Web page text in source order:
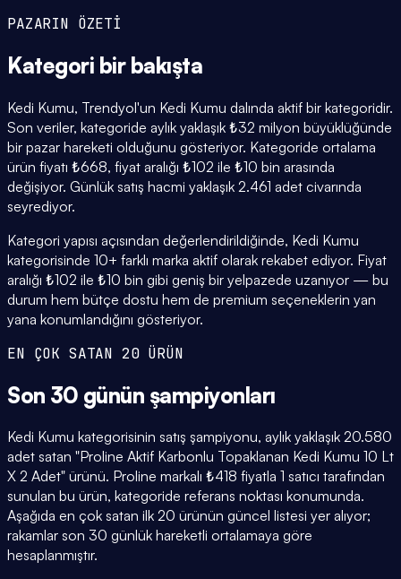
PAZARIN ÖZETİ
Kategori bir bakışta
Kedi Kumu, Trendyol'un Kedi Kumu dalında aktif bir kategoridir.
Son veriler, kategoride aylık yaklaşık ₺32 milyon büyüklüğünde
bir pazar hareketi olduğunu gösteriyor. Kategoride ortalama
ürün fiyatı ₺668, fiyat aralığı ₺102 ile ₺10 bin arasında
değişiyor. Günlük satış hacmi yaklaşık 2.461 adet civarında
seyrediyor.
Kategori yapısı açısından değerlendirildiğinde, Kedi Kumu
kategorisinde 10+ farklı marka aktif olarak rekabet ediyor. Fiyat
aralığı ₺102 ile ₺10 bin gibi geniş bir yelpazede uzanıyor — bu
durum hem bütçe dostu hem de premium seçeneklerin yan
yana konumlandığını gösteriyor.
EN ÇOK SATAN 20 ÜRÜN
Son 30 günün şampiyonları
Kedi Kumu kategorisinin satış şampiyonu, aylık yaklaşık 20.580
adet satan "Proline Aktif Karbonlu Topaklanan Kedi Kumu 10 Lt
X 2 Adet" ürünü. Proline markalı ₺418 fiyatla 1 satıcı tarafından
sunulan bu ürün, kategoride referans noktası konumunda.
Aşağıda en çok satan ilk 20 ürünün güncel listesi yer alıyor;
rakamlar son 30 günlük hareketli ortalamaya göre
hesaplanmıştır.